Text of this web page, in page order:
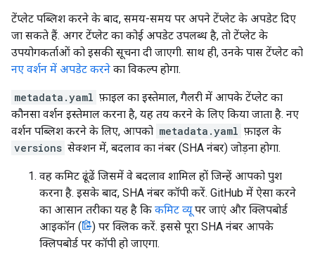
टेंप्लेट पब्लिश करने के बाद, समय-समय पर अपने टेंप्लेट के अपडेट दिए
जा सकते हैं. अगर टेंप्लेट का कोई अपडेट उपलब्ध है, तो टेंप्लेट के
उपयोगकर्ताओं को इसकी सूचना दी जाएगी. साथ ही, उनके पास टेंप्लेट को
नए वर्शन में अपडेट करने का विकल्प होगा.
metadata.yaml फ़ाइल का इस्तेमाल, गैलरी में आपके टेंप्लेट का
कौनसा वर्शन इस्तेमाल करना है, यह तय करने के लिए किया जाता है. नए
वर्शन पब्लिश करने के लिए, आपको metadata.yaml फ़ाइल के
versions सेक्शन में, बदलाव का नंबर (SHA नंबर) जोड़ना होगा.
वह कमिट ढूंढें जिसमें वे बदलाव शामिल हों जिन्हें आपको पुश
करना है. इसके बाद, SHA नंबर कॉपी करें. GitHub में ऐसा करने
का आसान तरीका यह है कि कमिट व्यूपर जाएं और क्लिपबोर्ड
आइकॉन (
) पर क्लिक करें. इससे पूरा SHA नंबर आपके
क्लिपबोर्ड पर कॉपी हो जाएगा.